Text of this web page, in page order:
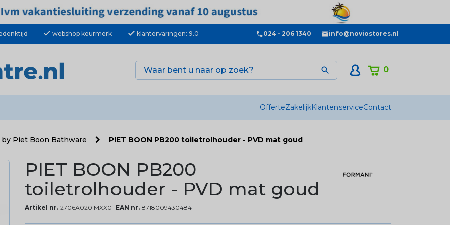
check webshop keurmerk check klantervaringen: 9.0 024 - 206 1340 info@noviostores.nl
0

OfferteZakelijkKlantenserviceContact
by Piet Boon Bathware PIET BOON PB200 toiletrolhouder - PVD mat goud
PIET BOON PB200
toiletrolhouder - PVD mat goud
Artikel nr. 2706A020IMXX0 EAN nr. 8718009430484